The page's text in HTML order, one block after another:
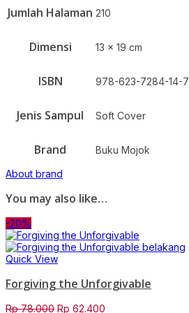
Jumlah Halaman 210
Dimensi 13 x 19 cm
ISBN 978-623-7284-14-7
Jenis Sampul Soft Cover
Brand
Buku Mojok
About brand
You may also like…
-20%
Quick View
Forgiving the Unforgivable
Rp78.000 Original
Rp 62.400